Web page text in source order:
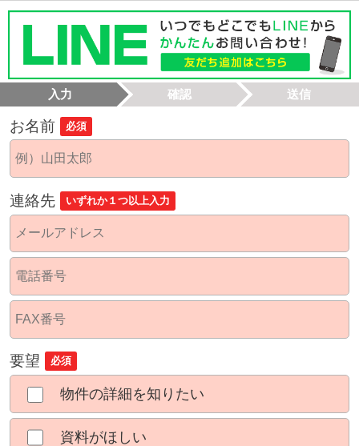
入力 確認 送信
お名前 必須
連絡先 いずれか１つ以上入力
要望 必須
物件の詳細を知りたい
資料がほしい